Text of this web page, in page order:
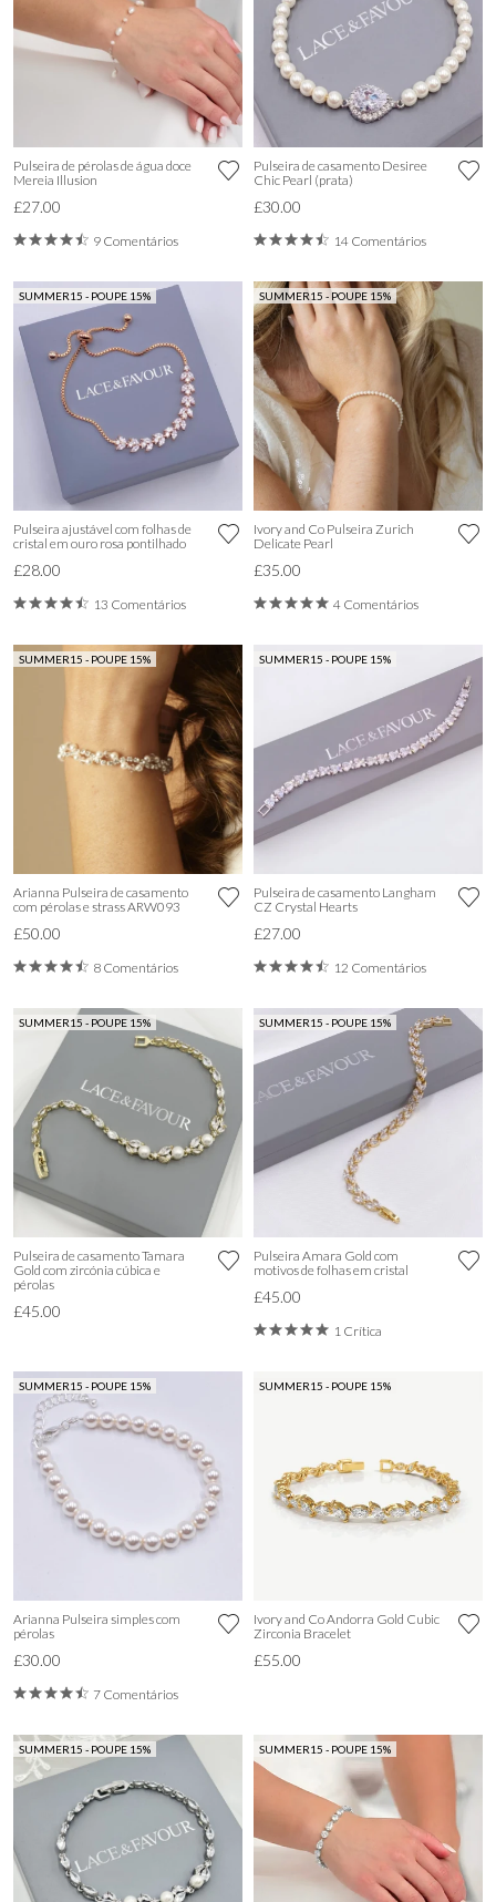
Pulseira de pérolas de água doce
Mereia Illusion
£27.00
9 Comentários
Pulseira de casamento Desiree
Chic Pearl (prata)
£30.00
14 Comentários
SUMMER15 - POUPE 15%
Pulseira ajustável com folhas de
cristal em ouro rosa pontilhado
£28.00
13 Comentários
SUMMER15 - POUPE 15%
Ivory and Co Pulseira Zurich
Delicate Pearl
£35.00
4 Comentários
SUMMER15 - POUPE 15%
Arianna Pulseira de casamento
com pérolas e strass ARW093
£50.00
8 Comentários
SUMMER15 - POUPE 15%
Pulseira de casamento Langham
CZ Crystal Hearts
£27.00
12 Comentários
SUMMER15 - POUPE 15%
Pulseira de casamento Tamara
Gold com zircónia cúbica e
pérolas
£45.00
SUMMER15 - POUPE 15%
Pulseira Amara Gold com
motivos de folhas em cristal
£45.00
1 Crítica
SUMMER15 - POUPE 15%
Arianna Pulseira simples com
pérolas
£30.00
7 Comentários
SUMMER15 - POUPE 15%
Ivory and Co Andorra Gold Cubic
Zirconia Bracelet
£55.00
SUMMER15 - POUPE 15% SUMMER15 - POUPE 15%